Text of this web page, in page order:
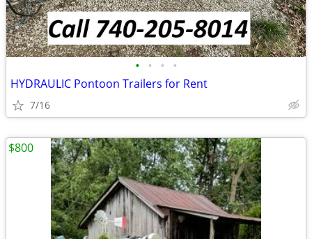
• • • •
HYDRAULIC Pontoon Trailers for Rent
7/16
$800